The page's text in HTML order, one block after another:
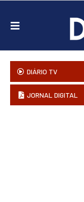
DIÁRIO TV
JORNAL DIGITAL